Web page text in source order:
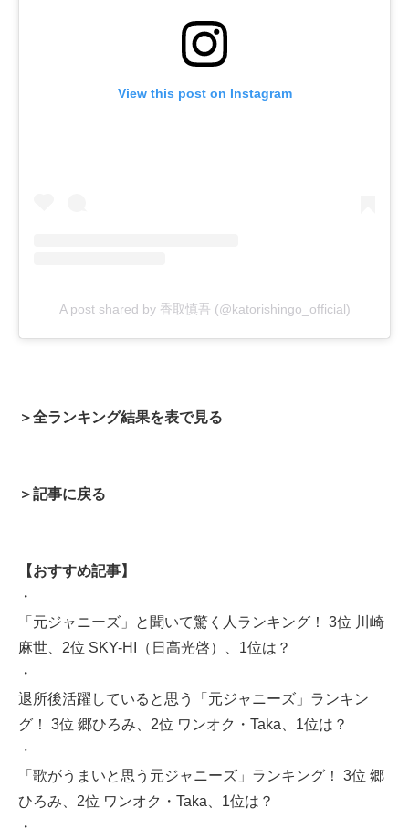
View this post on Instagram
A post shared by 香取慎吾 (@katorishingo_official)
＞全ランキング結果を表で見る
＞記事に戻る
【おすすめ記事】
・
「元ジャニーズ」と聞いて驚く人ランキング！ 3位 川崎
麻世、2位 SKY-HI（日高光啓）、1位は？
・
退所後活躍していると思う「元ジャニーズ」ランキン
グ！ 3位 郷ひろみ、2位 ワンオク・Taka、1位は？
・
「歌がうまいと思う元ジャニーズ」ランキング！ 3位 郷
ひろみ、2位 ワンオク・Taka、1位は？
・